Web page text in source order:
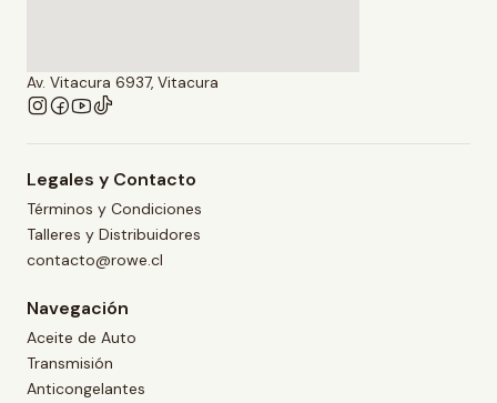
Av. Vitacura 6937, Vitacura
Legales y Contacto
Términos y Condiciones
Talleres y Distribuidores
contacto@rowe.cl
Navegación
Aceite de Auto
Transmisión
Anticongelantes